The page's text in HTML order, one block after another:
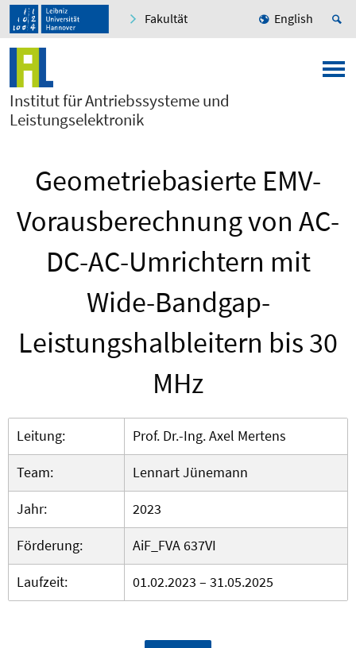
Fakultät English
Institut für Antriebssysteme und
Leistungselektronik
Geometriebasierte EMV-
Vorausberechnung von AC-
DC-AC-Umrichtern mit
Wide-Bandgap-
Leistungshalbleitern bis 30
MHz
Leitung:
Prof. Dr.-Ing. Axel Mertens
Team:
Lennart Jünemann
Jahr:
2023
Förderung:
AiF_FVA 637VI
Laufzeit:
01.02.2023 – 31.05.2025